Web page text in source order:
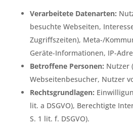
Verarbeitete Datenarten:
besuchte Webseiten,
Zugriffszeiten), Meta-/
Geräte-Informationen, IP-
Betroffene Personen: Nutzer
Webseitenbesucher, Nutzer
Rechtsgrundlagen:
lit. a DSGVO), Berechtigte
S. 1 lit. f. DSGVO).